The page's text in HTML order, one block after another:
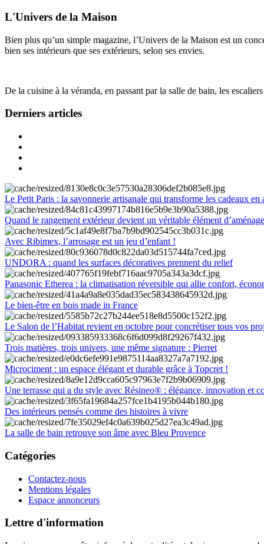
L'Univers de la Maison
Bien plus qu’un simple magazine, l’Univers de la Maison est un
bien ses intérieurs que ses extérieurs, selon ses envies.
De la cuisine à la véranda, en passant par la salle de bain, les
Derniers articles
Le Petit Paris : la savonnerie artisanale qui transforme les cadeaux en
Quand le rangement extérieur devient un véritable élément
Avec Ribimex, l’arrosage est un jeu d’enfant !
UNDORA : quand les surfaces décoratives prennent du relief
Panasonic Etherea : la climatisation réversible qui allie confort,
Le bien-être en bois made in France
Le Salon de l’Habitat revient en octobre pour concrétiser tous vos
Trois matières, trois univers, une même signature : Pierret
Microciment : un espace élégant et durable grâce à Topcret !
Une terrasse qui a du style avec Résineo® : élégance, innovation et
Des intérieurs pensés comme des histoires à vivre
La salle de bain retrouve son âme avec Bleu Provence
Catégories
Contactez-nous
Mentions légales
Espace annonceurs
Lettre d'information